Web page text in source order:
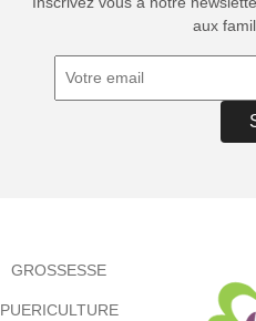
aux
GROSSESSE
PUERICULTURE